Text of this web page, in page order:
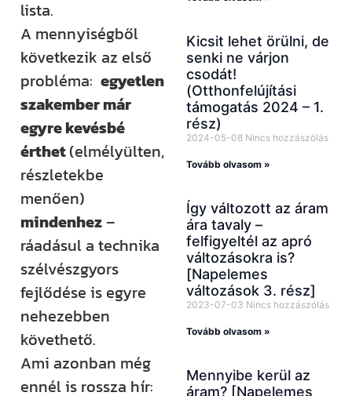
lista.
A mennyiségből
következik az első
probléma:egyetlen
szakember már
egyre kevésbé
érthet(elmélyülten,
részletekbe
menően)
mindenhez–
ráadásul a technika
szélvészgyors
fejlődése is egyre
nehezebben
követhető.
Ami azonban még
ennél is rossza hír:
Kicsit lehet örülni, de
senki ne várjon
csodát!
(Otthonfelújítási
támogatás 2024 – 1.
rész)
2024-05-08 Nincs hozzászólás
Tovább olvasom »
Így változott az áram
ára tavaly –
felfigyeltél az apró
változásokra is?
[Napelemes
változások 3. rész]
2023-07-03 Nincs hozzászólás
Tovább olvasom »
Mennyibe kerül az
áram? [Napelemes